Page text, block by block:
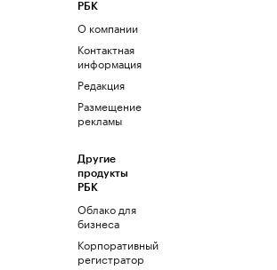
РБК
О компании
Контактная
информация
Редакция
Размещение
рекламы
Другие
продукты
РБК
Облако для
бизнеса
Корпоративный
регистратор